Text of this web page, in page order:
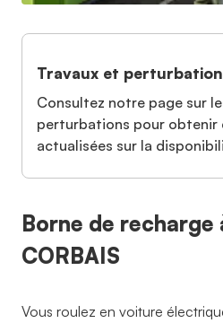
Travaux et
Consultez notre page sur
perturbations pour obtenir
actualisées sur la
Borne de recharge
CORBAIS
Vous roulez en voiture